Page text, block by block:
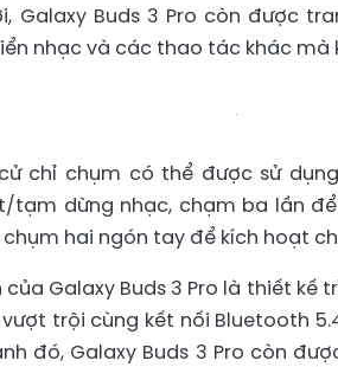
Galaxy Buds 3 Pro còn được
nhạc và các thao tác khác
chỉ chụm có thể được sử
tạm dừng nhạc, chạm ba lần
hai ngón tay để kích hoạt
Galaxy Buds 3 Pro là thiết kế
trội cùng kết nối Bluetooth
đó, Galaxy Buds 3 Pro còn